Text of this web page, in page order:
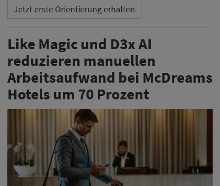
Jetzt erste Orientierung erhalten
Like Magic und D3x AI
reduzieren manuellen
Arbeitsaufwand bei McDreams
Hotels um 70 Prozent